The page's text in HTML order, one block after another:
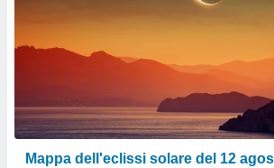
Mappa dell'eclissi solare del 12